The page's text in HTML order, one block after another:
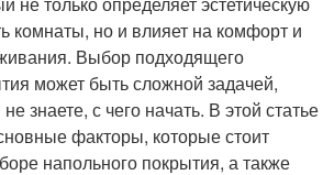
комнаты, но и влияет на комфорт и
Выбор подходящего
может быть сложной задачей,
знаете, с чего начать. В этой статье
факторы, которые стоит
напольного покрытия, а также